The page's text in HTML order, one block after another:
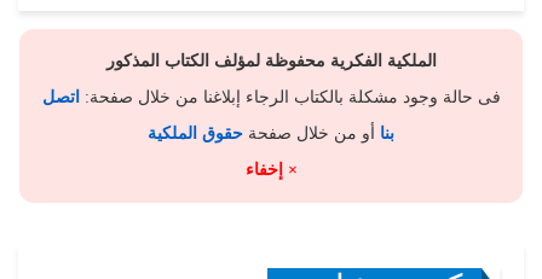
الملكية الفكرية محفوظة لمؤلف الكتاب المذكور
فى حالة وجود مشكلة بالكتاب الرجاء إبلاغنا من خلال صفحة: اتصل
بنا أو من خلال صفحة حقوق الملكية
× إخفاء